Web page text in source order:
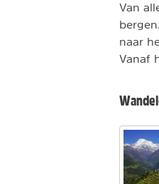
Van
naar
Vanaf